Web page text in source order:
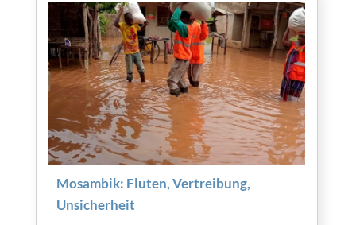
Mosambik: Fluten, Vertreibung,
Unsicherheit